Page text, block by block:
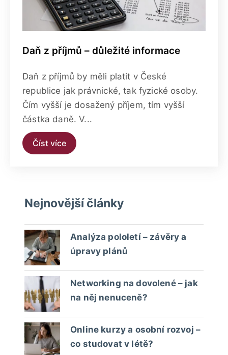
Daň z příjmů – důležité informace
Daň z příjmů by měli platit v České
republice jak právnické, tak fyzické osoby.
Čím vyšší je dosažený příjem, tím vyšší
částka daně. V...
Číst více
Nejnovější články
Analýza pololetí – závěry a
úpravy plánů
Networking na dovolené – jak
na něj nenuceně?
Online kurzy a osobní rozvoj –
co studovat v létě?